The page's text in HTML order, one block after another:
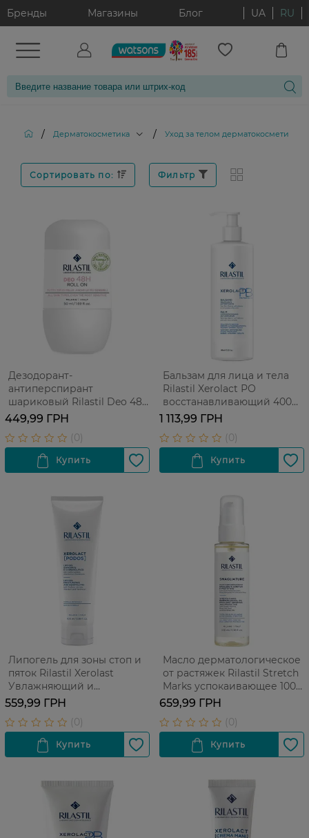
Бренды Магазины Блог UA RU
/ Дерматокосметика / Уход за телом дерматокосметика
Сортировать по: Фильтр
Дезодорант-
антиперспирант
шариковый Rilastil Deo 48H
Roll On 48 часов защиты 50
449,99 ГРН
Бальзам для лица и тела
Rilastil Xerolact РО
восстанавливающий 400
мл
1 113,99 ГРН
Липогель для зоны стоп и
пяток Rilastil Xerolast
Увлажняющий и
отшелушивающий 100 мл
559,99 ГРН
Масло дерматологическое
от растяжек Rilastil Stretch
Marks успокаивающее 100
мл
659,99 ГРН